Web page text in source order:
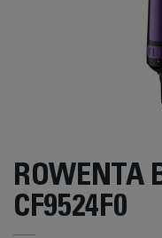
ROWENTA
CF9524F0